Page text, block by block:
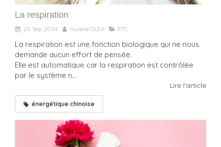
La respiration
20 Sep 2024 Aurélie OLEA ETC
La respiration est une fonction biologique qui ne nous
demande aucun effort de pensée.
Elle est automatique car la respiration est contrôlée
par le système n...
Lire l'article
énergétique chinoise